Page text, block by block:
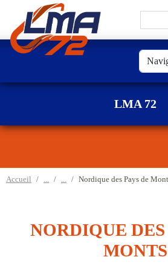
LMA 72
Accueil Nordique des Pays de
NORDIQUE DES
MONTS
Panneau de gestion des cookies